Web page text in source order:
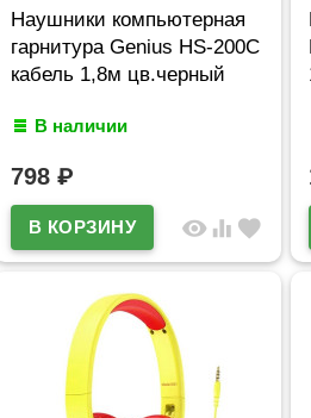
Наушники компьютерная
гарнитура Genius HS-200C
кабель 1,8м цв.черный
В наличии
798 ₽
visibility equalizer favorite